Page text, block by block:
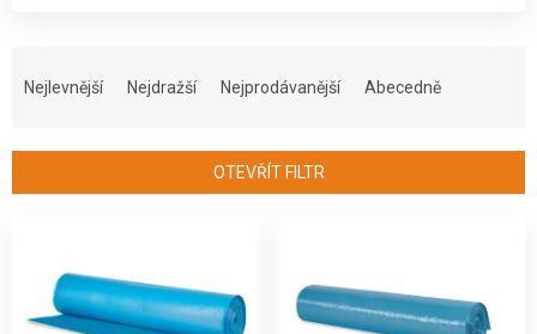
í
Nejlevnější Nejdražší Nejprodávanější Abecedně
OTEVŘÍT FILTR